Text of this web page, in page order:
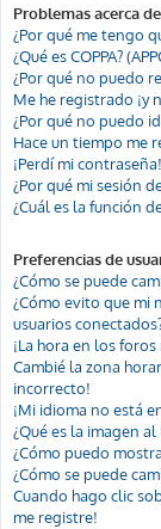
Problemas acerca
¿Por qué me tengo
¿Qué es COPPA?
¿Por qué no puedo
Me he registrado ¡y
¿Por qué no puedo
Hace un tiempo me
¡Perdí mi contraseña!
¿Por qué mi sesión
¿Cuál es la función
Preferencias de
¿Cómo se puede
¿Cómo evito que mi
usuarios
¡La hora en los
Cambié la zona
incorrecto!
¡Mi idioma no está
¿Qué es la imagen
¿Cómo puedo
¿Cómo se puede
Cuando hago clic
me registre!